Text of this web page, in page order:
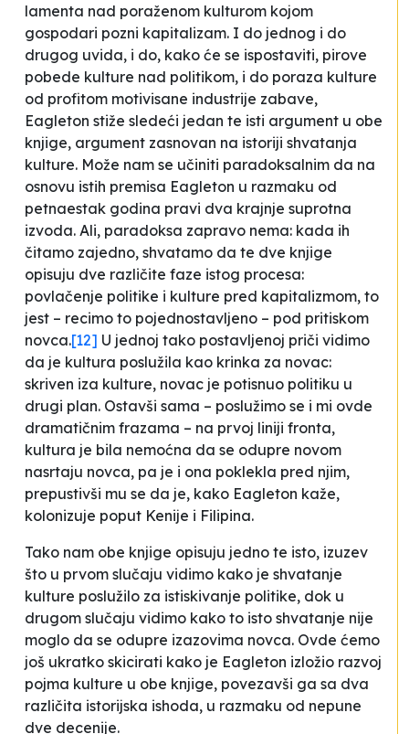
lamenta nad poraženom kulturom kojom
gospodari pozni kapitalizam. I do jednog i do
drugog uvida, i do, kako će se ispostaviti, pirove
pobede kulture nad politikom, i do poraza kulture
od profitom motivisane industrije zabave,
Eagleton stiže sledeći jedan te isti argument u obe
knjige, argument zasnovan na istoriji shvatanja
kulture. Može nam se učiniti paradoksalnim da na
osnovu istih premisa Eagleton u razmaku od
petnaestak godina pravi dva krajnje suprotna
izvoda. Ali, paradoksa zapravo nema: kada ih
čitamo zajedno, shvatamo da te dve knjige
opisuju dve različite faze istog procesa:
povlačenje politike i kulture pred kapitalizmom, to
jest – recimo to pojednostavljeno – pod pritiskom
novca.[12] U jednoj tako postavljenoj priči vidimo
da je kultura poslužila kao krinka za novac:
skriven iza kulture, novac je potisnuo politiku u
drugi plan. Ostavši sama – poslužimo se i mi ovde
dramatičnim frazama – na prvoj liniji fronta,
kultura je bila nemoćna da se odupre novom
nasrtaju novca, pa je i ona poklekla pred njim,
prepustivši mu se da je, kako Eagleton kaže,
kolonizuje poput Kenije i Filipina.
Tako nam obe knjige opisuju jedno te isto, izuzev
što u prvom slučaju vidimo kako je shvatanje
kulture poslužilo za istiskivanje politike, dok u
drugom slučaju vidimo kako to isto shvatanje nije
moglo da se odupre izazovima novca. Ovde ćemo
još ukratko skicirati kako je Eagleton izložio razvoj
pojma kulture u obe knjige, povezavši ga sa dva
različita istorijska ishoda, u razmaku od nepune
dve decenije.